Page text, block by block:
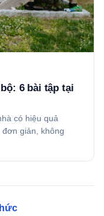
6 bài tập tại
có hiệu quả
giản, không